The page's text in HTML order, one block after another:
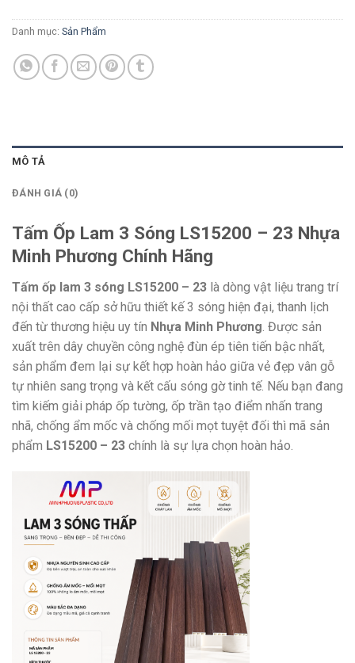
Danh mục: Sản Phẩm
MÔ TẢ
ĐÁNH GIÁ (0)
Tấm Ốp Lam 3 Sóng LS15200 – 23 Nhựa
Minh Phương Chính Hãng
Tấm ốp lam 3 sóng LS15200 – 23 là dòng vật liệu trang trí
nội thất cao cấp sở hữu thiết kế 3 sóng hiện đại, thanh lịch
đến từ thương hiệu uy tín Nhựa Minh Phương Được sản
xuất trên dây chuyền công nghệ đùn ép tiên tiến bậc nhất,
sản phẩm đem lại sự kết hợp hoàn hảo giữa vẻ đẹp vân gỗ
tự nhiên sang trọng và kết cấu sóng gờ tinh tế. Nếu bạn đang
tìm kiếm giải pháp ốp tường, ốp trần tạo điểm nhấn trang
nhã, chống ẩm mốc và chống mối mọt tuyệt đối thì mã sản
phẩm LS15200 – 23 chính là sự lựa chọn hoàn hảo.